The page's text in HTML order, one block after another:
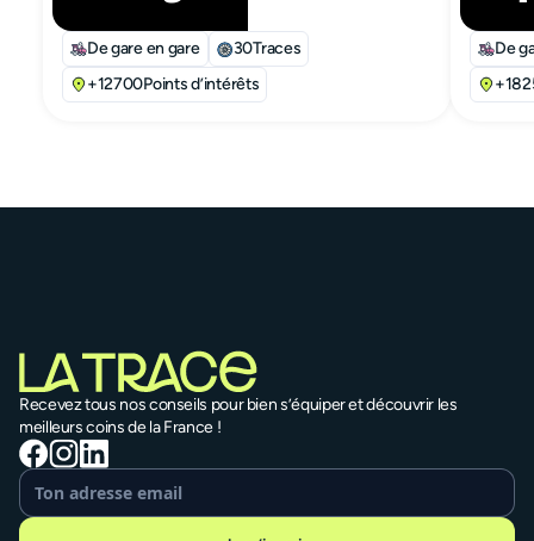
De gare en gare 30Traces
+12700Points d’intérêts
De
+
Recevez tous nos conseils pour bien s’équiper et découvrir les
meilleurs coins de la France !